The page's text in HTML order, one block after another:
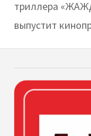
триллера
выпустит